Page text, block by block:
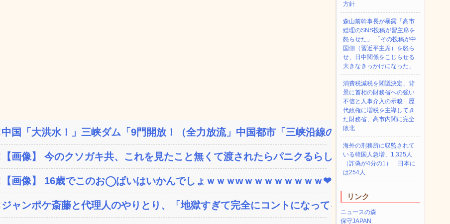
中国「大洪水！」三峡ダム「9門開放！（全力放流」中国都市「三峡沿線の道...
【画像】 今のクソガキ共、これを見たこと無くて渡されたらパニクるらしい...
【画像】 16歳でこのお◯ぱいはいかんでしょｗｗｗwｗｗｗｗｗｗｗｗ❤
ジャンポケ斎藤と代理人のやりとり、「地獄すぎて完全にコントになってる…...
方針
森山前幹事長が暴露「高市
総理のSNS投稿が習主席を
怒らせた」 「その投稿が中
国側（習近平主席）を怒ら
せ、日中関係をこじらせる
大きなきっかけになった」
消費税減税を閣議決定、背
景に首相の財務省への強い
不信と人事介入の示唆 歴
代政権に増税を主導してき
た財務省、高市内閣に完全
敗北
海外の刑務所に収監されて
いる韓国人急増、1,325人
（詐偽が4分の1） 日本に
は254人
リンク
ニュースの森
保守JAPAN